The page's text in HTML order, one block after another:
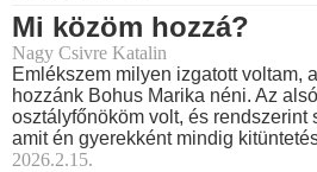
Mi közöm hozzá?
Nagy Csivre Katalin
Emlékszem milyen izgatott voltam,
hozzánk Bohus Marika néni. Az
osztályfőnököm volt, és rendszerint
amit én gyerekként mindig
2026.2.15.